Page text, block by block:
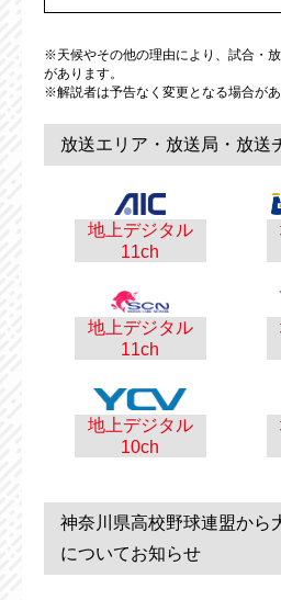
※天候やその他の理由により、試合・
があります。
※解説者は予告なく変更となる場合があ
放送エリア・放送局・放送
地上デジタル
11ch
地上デジタル
11ch
地上デジタル
10ch
神奈川県高校野球連盟から
についてお知らせ